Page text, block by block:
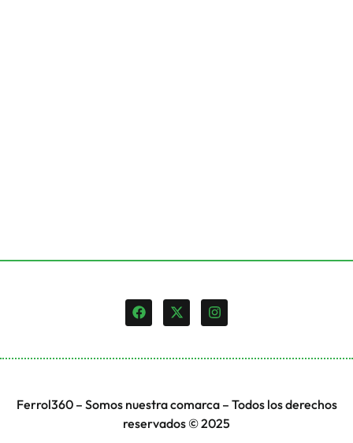
Ferrol360 – Somos nuestra comarca – Todos los derechos
reservados © 2025